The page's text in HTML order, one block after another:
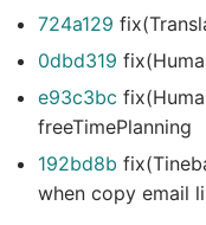
724a129
0dbd319
e93c3bc
freeTimePlanning
192bd8b
when copy email